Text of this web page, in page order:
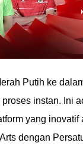
Putih ke
instan. Ini
yang inovatif
dengan